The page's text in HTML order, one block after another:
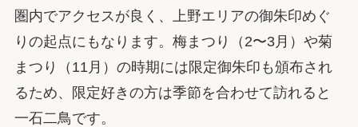
圏内でアクセスが良く、上野エリアの御朱印めぐ
りの起点にもなります。梅まつり（2〜3月）や菊
まつり（11月）の時期には限定御朱印も頒布され
るため、限定好きの方は季節を合わせて訪れると
一石二鳥です。